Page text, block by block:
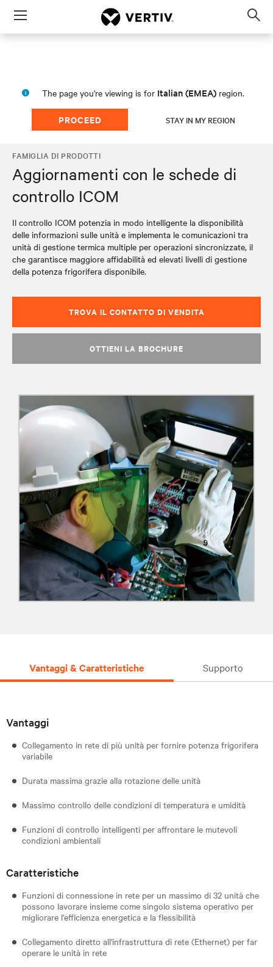
Menu
The page you're viewing is for Italian (EMEA) region.
PROCEED STAY IN MY REGION
FAMIGLIA DI PRODOTTI
Aggiornamenti con le schede di
controllo ICOM
Il controllo ICOM potenzia in modo intelligente la disponibilità
delle informazioni sulle unità e implementa le comunicazioni tra
unità di gestione termica multiple per operazioni sincronizzate, il
che garantisce maggiore affidabilità ed elevati livelli di gestione
della potenza frigorifera disponibile.
TROVA IL CONTATTO DI VENDITA
OTTIENI LA BROCHURE
Vantaggi & Caratteristiche Supporto
Vantaggi
Collegamento in rete di più unità per fornire potenza frigorifera
variabile
Durata massima grazie alla rotazione delle unità
Massimo controllo delle condizioni di temperatura e umidità
Funzioni di controllo intelligenti per affrontare le mutevoli
condizioni ambientali
Caratteristiche
Funzioni di connessione in rete per un massimo di 32 unità che
possono lavorare insieme come singolo sistema operativo per
migliorare l'efficienza energetica e la flessibilità
Collegamento diretto all'infrastruttura di rete (Ethernet) per far
operare le unità in rete